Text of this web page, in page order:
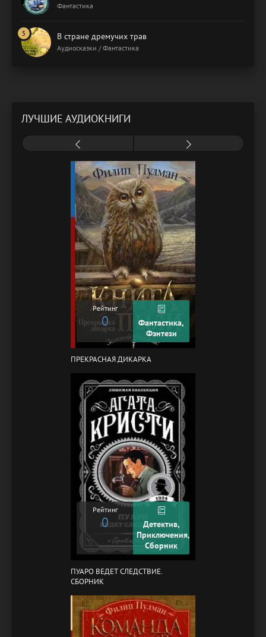
Фантастика
В стране дремучих трав
Аудиосказки / Фантастика
ЛУЧШИЕ АУДИОКНИГИ
Рейтинг
0
Фантастика,
Фэнтези
ПРЕКРАСНАЯ ДИКАРКА
Рейтинг
0
Детектив,
Приключения,
Сборник
ПУАРО ВЕДЕТ СЛЕДСТВИЕ.
СБОРНИК